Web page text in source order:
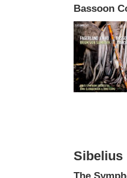
Bassoon
Sibelius